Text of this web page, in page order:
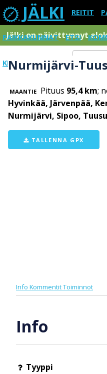
JÄLKI REITIT
PAIKKAKUNNAT ETSI
KIRJAUDU SISÄÄN
Jälki on päivittynnyt
Nurmijärvi-
MAANTIE Pituus 95,4 km;
Hyvinkää, Järvenpää,
Nurmijärvi, Sipoo,
TALLENNA GPX
Info KommentitToiminnot
Info
Tyyppi